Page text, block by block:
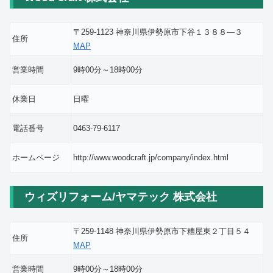
住所
〒259-1123 神奈川県伊勢原市下谷１３８８―３
MAP
営業時間 9時00分～18時00分
休業日 日曜
電話番号 0463-79-6117
ホームページ http://www.woodcraft.jp/company/index.html
ウィズリフォーム/ヤマテック 株式会社
住所
〒259-1148 神奈川県伊勢原市下糟屋東２丁目５４
MAP
営業時間 9時00分～18時00分